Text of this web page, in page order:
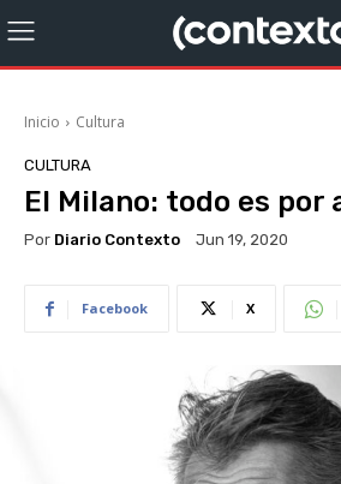
Inicio Cultura
CULTURA
El Milano: todo es por
Por Diario Contexto Jun 19, 2020
Facebook X